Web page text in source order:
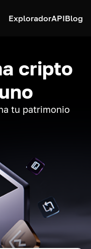
ExploradorAPIBlog
cripto
tu patrimonio